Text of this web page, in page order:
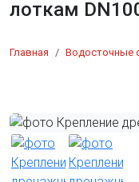
лоткам
Главная Водосточные